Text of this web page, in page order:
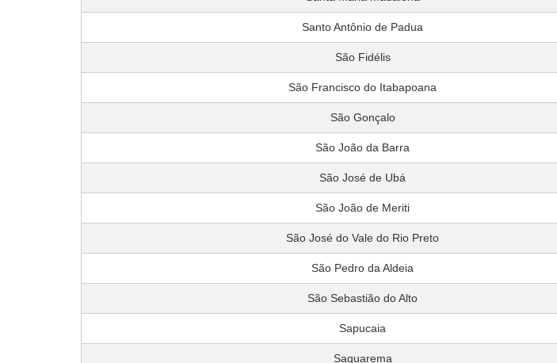
Santo Antônio de Padua
São Fidélis
São Francisco do Itabapoana
São Gonçalo
São João da Barra
São José de Ubá
São João de Meriti
São José do Vale do Rio Preto
São Pedro da Aldeia
São Sebastião do Alto
Sapucaia
Saquarema